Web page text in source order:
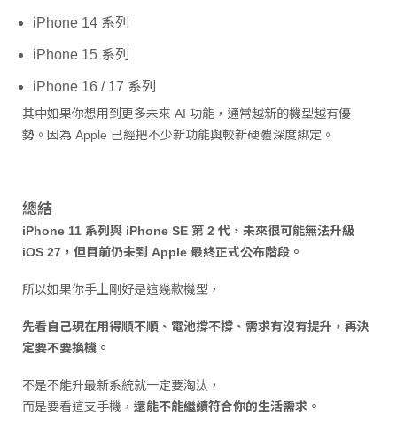
iPhone 14 系列
iPhone 15 系列
iPhone 16 / 17 系列
其中如果你想用到更多未來 AI 功能，通常越新的機型越有優
勢。因為 Apple 已經把不少新功能與較新硬體深度綁定。
總結
iPhone 11 系列與 iPhone SE 第 2 代，未來很可能無法升級
iOS 27，但目前仍未到 Apple 最終正式公布階段。
所以如果你手上剛好是這幾款機型，
先看自己現在用得順不順、電池撐不撐、需求有沒有提升，再決
定要不要換機。
不是不能升最新系統就一定要淘汰，
而是要看這支手機， 還能不能繼續符合你的生活需求。